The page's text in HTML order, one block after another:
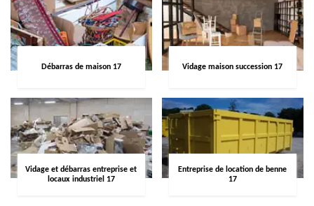
Débarras de maison 17 Vidage maison succession 17
Vidage et débarras entreprise et
locaux industriel 17
Entreprise de location de benne
17